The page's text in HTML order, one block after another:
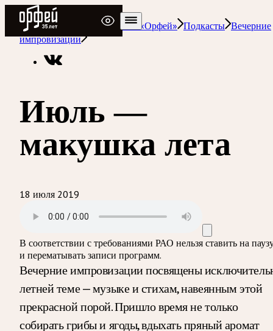
Радио Орфей
Радио классической музыки «Орфей» Подкасты Вечерние
импровизации
Июль —
макушка лета
18 июля 2019
В соответствии с требованиями РАО нельзя ставить на
и перематывать записи программ.
Вечерние импровизации посвящены
летней теме — музыке и стихам, навеянным этой
прекрасной порой. Пришло время не только
собирать грибы и ягоды, вдыхать пряный аромат